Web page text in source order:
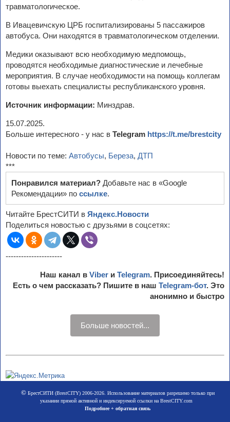
травматологическое.
В Ивацевичскую ЦРБ госпитализированы 5 пассажиров
автобуса. Они находятся в травматологическом отделении.
Медики оказывают всю необходимую медпомощь,
проводятся необходимые диагностические и лечебные
мероприятия. В случае необходимости на помощь коллегам
готовы выехать специалисты республиканского уровня.
Источник информации: Минздрав.
15.07.2025.
Больше интересного - у нас в Telegram https://t.me/brestcity
Новости по теме: Автобусы, Береза, ДТП
***
Понравился материал? Добавьте нас в «Google
Рекомендации» по ссылке.
Читайте БрестСИТИ в Яндекс.Новости
Поделиться новостью с друзьями в соцсетях:
----------------------
Наш канал в Viber и Telegram. Присоединяйтесь!
Есть о чем рассказать? Пишите в наш Telegram-бот. Это
анонимно и быстро
Больше новостей...
©БрестСИТИ (BrestCITY) 2006-2026. Использование материалов разрешено только при
указании прямой активной и индексируемой ссылки на BrestCITY.com
Подробнее + обратная связь